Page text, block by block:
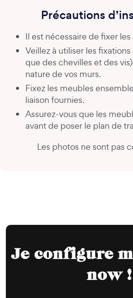
Précautions
Il est nécessaire de fixer
Veillez à utiliser les
que des chevilles et des
nature de vos murs.
Fixez les meubles
liaison fournies.
Assurez-vous que les
avant de poser le plan de
Les photos ne sont pas
Je configure
now !